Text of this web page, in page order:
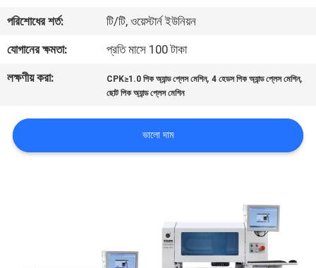
যোগাযোগ
খবর
পরিশোধের শর্ত:
টি/টি, ওয়েস্টার্ন ইউনিয়ন
যোগানের ক্ষমতা:
প্রতি মাসে 100 টাকা
লক্ষণীয় করা:
CPK≥1.0 পিক অ্যান্ড প্লেস মেশিন,4 হেডস পিক অ্যান্ড প্লেস মেশিন,
ছোট পিক অ্যান্ড প্লেস মেশিন
ভালো দাম